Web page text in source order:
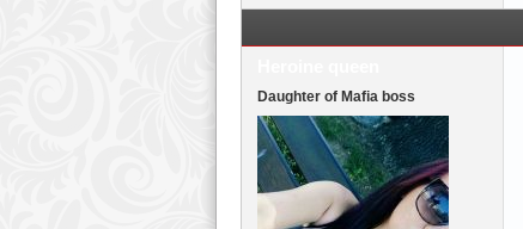
Daughter of Mafia boss